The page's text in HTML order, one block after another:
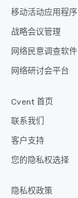
移动活动应用程序
战略会议管理
网络民意调查软件
网络研讨会平台
Cvent 首页
联系我们
客户支持
您的隐私权选择
隐私权政策